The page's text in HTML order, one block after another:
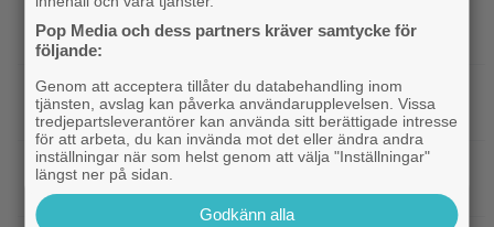
”The Legend of Zelda” blir en av Sam
Neills sista roller
TV-spel |Arga föräldrar ringde ner Nintendo –
spelkaraktären ”ser ut som en penis”
Kommande filmer|Nu vet vi vem som spelar
skurken Ganondorf i ”The Legend of Zelda”
Pop Media och dess partners kräver samtycke för
följande:
Genom att acceptera tillåter du databehandling inom
tjänsten, avslag kan påverka användarupplevelsen. Vissa
tredjepartsleverantörer kan använda sitt berättigade intresse
för att arbeta, du kan invända mot det eller ändra andra
inställningar när som helst genom att välja "Inställningar"
längst ner på sidan.
Godkänn alla